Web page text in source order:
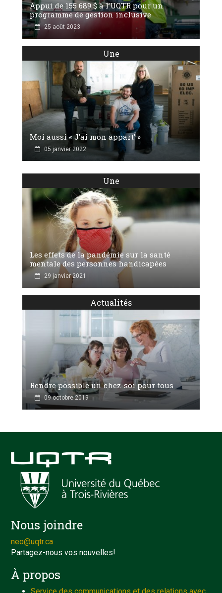
Appui de 155 689 $ à l’UQTR pour un
programme de gestion inclusive
25 août 2023
Une
Moi aussi « J’ai mon appart’ »
05 janvier 2022
Une
Les effets de la pandémie sur la santé
mentale des personnes handicapées
29 janvier 2021
Actualités
Rendre possible un chez-soi pour tous
09 octobre 2019
Nous joindre
neo@uqtr.ca
Partagez-nous vos nouvelles!
À propos